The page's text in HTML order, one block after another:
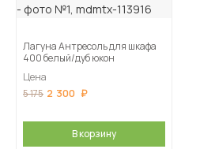
Лагуна Антресоль для шкафа
400 белый/дуб юкон
Цена
5 175 2 300
В корзину